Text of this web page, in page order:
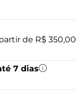
de R$ 350,00
7 dias